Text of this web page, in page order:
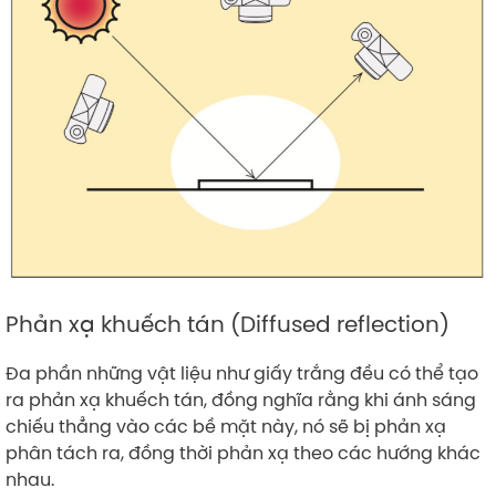
Phản xạ khuếch tán (Diffused reflection)
Đa phần những vật liệu như giấy trắng đều có thể tạo
ra phản xạ khuếch tán, đồng nghĩa rằng khi ánh sáng
chiếu thẳng vào các bề mặt này, nó sẽ bị phản xạ
phân tách ra, đồng thời phản xạ theo các hướng khác
nhau.